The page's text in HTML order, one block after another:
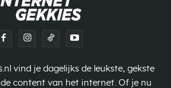
vind je dagelijks de leukste, gekste
content van het internet. Of je nu